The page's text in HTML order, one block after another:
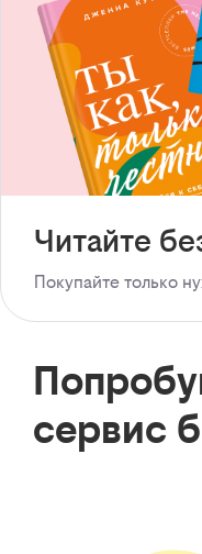
Читайте
Покупайте только
сервис